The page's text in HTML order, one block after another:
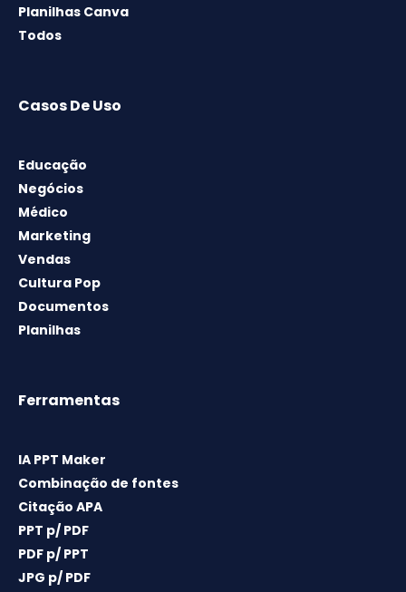
Planilhas Canva
Todos
Casos De Uso
Educação
Negócios
Médico
Marketing
Vendas
Cultura Pop
Documentos
Planilhas
Ferramentas
IA PPT Maker
Combinação de fontes
Citação APA
PPT p/ PDF
PDF p/ PPT
JPG p/ PDF